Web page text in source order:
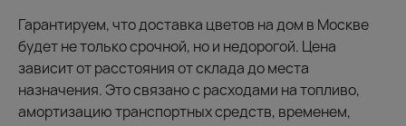
Гарантируем, что доставка цветов на дом в Москве
будет не только срочной, но и недорогой. Цена
зависит от расстояния от склада до места
назначения. Это связано с расходами на топливо,
амортизацию транспортных средств, временем,